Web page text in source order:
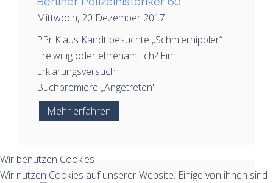
Mittwoch, 20 Dezember 2017
PPr Klaus Kandt besuchte „Schmiernippler“
Freiwillig oder ehrenamtlich? Ein
Erklärungsversuch
Buchpremiere „Angetreten"
Mehr erfahren
Wir benutzen Cookies
Wir nutzen Cookies auf unserer Website. Einige von ihnen sind